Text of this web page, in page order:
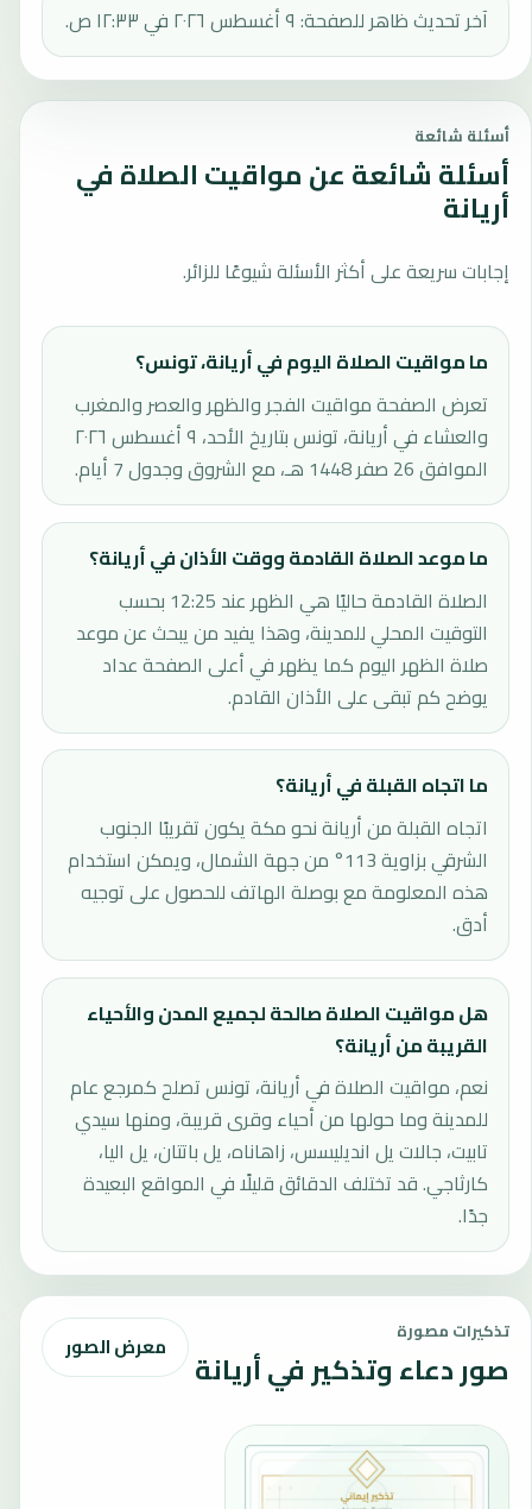
آخر تحديث ظاهر للصفحة: ٩ أغسطس ٢٠٢٦ في ١٢:٣٣ ص.
أسئلة شائعة
أسئلة شائعة عن مواقيت الصلاة في
أريانة
إجابات سريعة على أكثر الأسئلة شيوعًا للزائر.
ما مواقيت الصلاة اليوم في أريانة، تونس؟
تعرض الصفحة مواقيت الفجر والظهر والعصر والمغرب
والعشاء في أريانة، تونس بتاريخ الأحد، ٩ أغسطس ٢٠٢٦
الموافق 26 صفر 1448 هـ، مع الشروق وجدول 7 أيام.
ما موعد الصلاة القادمة ووقت الأذان في أريانة؟
الصلاة القادمة حاليًا هي الظهر عند 12:25 بحسب
التوقيت المحلي للمدينة، وهذا يفيد من يبحث عن موعد
صلاة الظهر اليوم كما يظهر في أعلى الصفحة عداد
يوضح كم تبقى على الأذان القادم.
ما اتجاه القبلة في أريانة؟
اتجاه القبلة من أريانة نحو مكة يكون تقريبًا الجنوب
الشرقي بزاوية 113° من جهة الشمال، ويمكن استخدام
هذه المعلومة مع بوصلة الهاتف للحصول على توجيه
أدق.
هل مواقيت الصلاة صالحة لجميع المدن والأحياء
القريبة من أريانة؟
نعم، مواقيت الصلاة في أريانة، تونس تصلح كمرجع عام
للمدينة وما حولها من أحياء وقرى قريبة، ومنها سيدي
تابيت، جالات يل انديليسس، زاهاناه، يل باتتان، يل اليا،
كارثاجي. قد تختلف الدقائق قليلًا في المواقع البعيدة
جدًا.
تذكيرات مصورة
صور دعاء وتذكير في أريانة معرض الصور